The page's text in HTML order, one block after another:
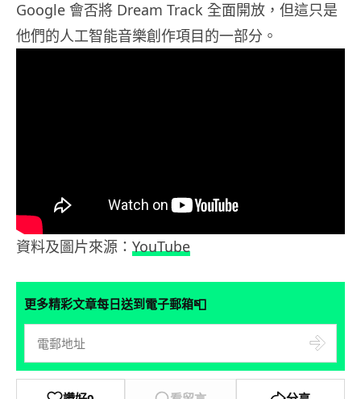
Google 會否將 Dream Track 全面開放，但這只是
他們的人工智能音樂創作項目的一部分。
資料及圖片來源： YouTube
更多精彩文章每日送到電子郵箱📮